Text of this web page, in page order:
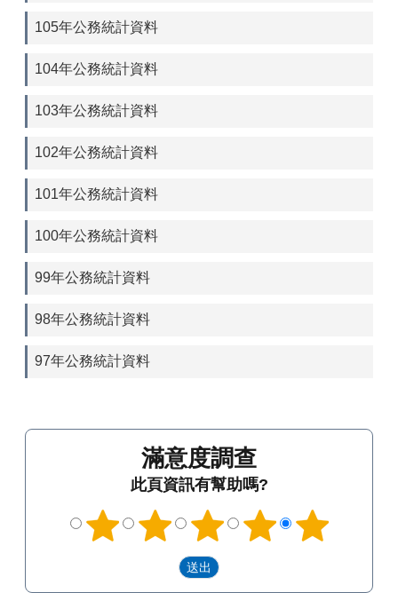
105年公務統計資料
104年公務統計資料
103年公務統計資料
102年公務統計資料
101年公務統計資料
100年公務統計資料
99年公務統計資料
98年公務統計資料
97年公務統計資料
滿意度調查
此頁資訊有幫助嗎?